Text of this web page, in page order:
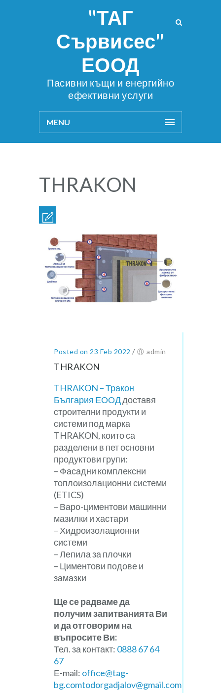
"ТАГ
Сървисес"
ЕООД
Пасивни къщи и енергийно
ефективни услуги
MENU
THRAKON
Posted on 23 Feb 2022 / admin
THRAKON
THRAKON – Тракон
България ЕООДдоставя
строителни продукти и
системи под марка
THRAKON, които са
разделени в пет основни
продуктови групи:
– Фасадни комплексни
топлоизолационни системи
(ETICS)
– Варо-циментови машинни
мазилки и хастари
– Хидроизолационни
системи
– Лепила за плочки
– Циментови подове и
замазки
Ще се радваме да
получим запитванията Ви
и да отговорим на
въпросите Ви:
Тел. за контакт: 0888 67 64
67
Е-mail: office@tag-
bg.comtodorgadjalov@gmail.com